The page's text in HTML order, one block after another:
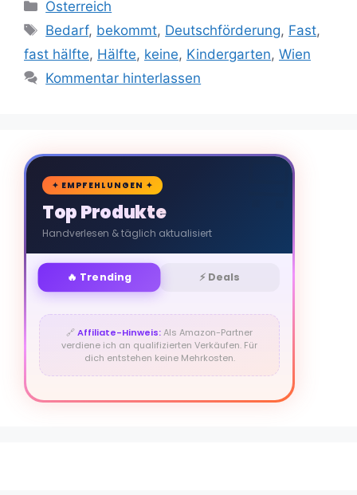
Kategorien
Österreich
Schlagwörter
Bedarf, bekommt, Deutschförderung, Fast,
fast hälfte, Hälfte, keine, Kindergarten, Wien
Kommentar hinterlassen
🛒
✦ EMPFEHLUNGEN ✦
Top Produkte
Handverlesen & täglich aktualisiert
🔥 Trending ⚡ Deals
🔗Affiliate-Hinweis:Als Amazon-Partner
verdiene ich an qualifizierten Verkäufen. Für
dich entstehen keine Mehrkosten.